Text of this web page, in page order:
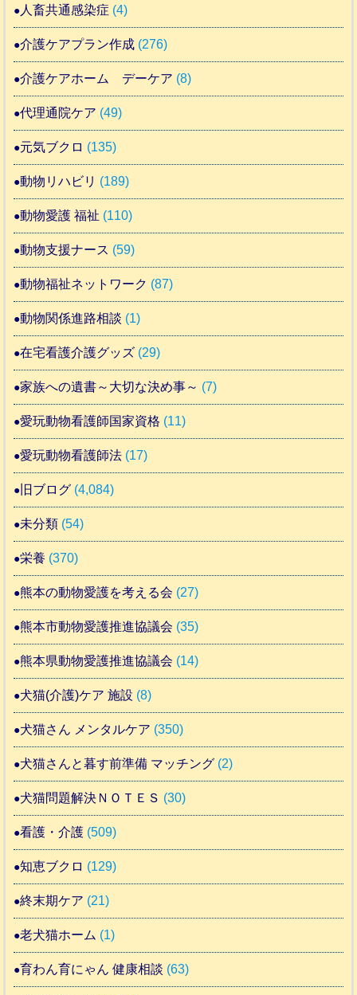
人畜共通感染症 (4)
介護ケアプラン作成 (276)
介護ケアホーム デーケア (8)
代理通院ケア (49)
元気ブクロ (135)
動物リハビリ (189)
動物愛護 福祉 (110)
動物支援ナース (59)
動物福祉ネットワーク (87)
動物関係進路相談 (1)
在宅看護介護グッズ (29)
家族への遺書～大切な決め事～ (7)
愛玩動物看護師国家資格 (11)
愛玩動物看護師法 (17)
旧ブログ (4,084)
未分類 (54)
栄養 (370)
熊本の動物愛護を考える会 (27)
熊本市動物愛護推進協議会 (35)
熊本県動物愛護推進協議会 (14)
犬猫(介護)ケア 施設 (8)
犬猫さん メンタルケア (350)
犬猫さんと暮す前準備 マッチング (2)
犬猫問題解決ＮＯＴＥＳ (30)
看護・介護 (509)
知恵ブクロ (129)
終末期ケア (21)
老犬猫ホーム (1)
育わん育にゃん 健康相談 (63)